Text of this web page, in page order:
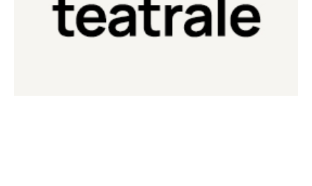
Laboratorio Teatrale
Laboratorio di teatro del Teatro Eduardo de Filippo